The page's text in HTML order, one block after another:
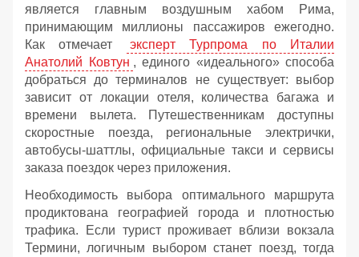
является главным воздушным хабом Рима,
принимающим миллионы пассажиров ежегодно.
Как отмечает
эксперт Турпрома по Италии
Анатолий Ковтун , единого «идеального» способа
добраться до терминалов не существует: выбор
зависит от локации отеля, количества багажа и
времени вылета. Путешественникам доступны
скоростные поезда, региональные электрички,
автобусы-шаттлы, официальные такси и сервисы
заказа поездок через приложения.
Необходимость выбора оптимального маршрута
продиктована географией города и плотностью
трафика. Если турист проживает вблизи вокзала
Термини, логичным выбором станет поезд, тогда